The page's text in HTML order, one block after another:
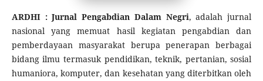
ARDHI : Jurnal Pengabdian Dalam Negri, adalah jurnal
nasional yang memuat hasil kegiatan pengabdian dan
pemberdayaan masyarakat berupa penerapan berbagai
bidang ilmu termasuk pendidikan, teknik, pertanian, sosial
humaniora, komputer, dan kesehatan yang diterbitkan oleh